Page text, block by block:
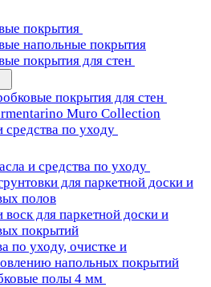
покрытия
напольные покрытия
покрытия для стен
покрытия для стен
Muro Collection
средства по уходу
и средства по уходу
для паркетной доски и
полов
для паркетной доски и
покрытий
по уходу, очистке и
напольных покрытий
полы 4 мм